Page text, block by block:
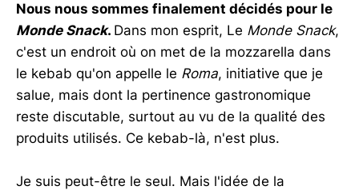
Nous nous sommes finalement décidés pour le
Monde Snack. Dans mon esprit, Le Monde Snack,
c'est un endroit où on met de la mozzarella dans
le kebab qu'on appelle le Roma, initiative que je
salue, mais dont la pertinence gastronomique
reste discutable, surtout au vu de la qualité des
produits utilisés. Ce kebab-là, n'est plus.
Je suis peut-être le seul. Mais l'idée de la